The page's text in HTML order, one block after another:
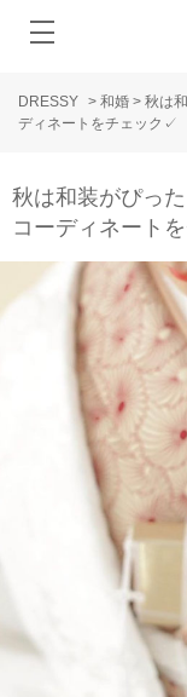
DRESSY > 和婚 > 秋は
ディネートをチェック✓
秋は和装がぴっ
コーディネート